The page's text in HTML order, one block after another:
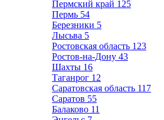
Пермский край 125
Пермь 54
Березники 5
Лысьва 5
Ростовская область 123
Ростов-на-Дону 43
Шахты 16
Таганрог 12
Саратовская область 117
Саратов 55
Балаково 11